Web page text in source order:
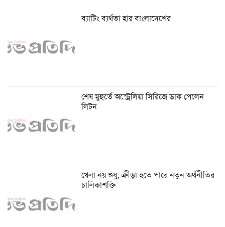
ব্যাটিং ব্যর্থতা হার বাংলাদেশের
শেষ মুহুর্তে অস্ট্রেলিয়া সিরিজে ডাক পেলেন
লিটন
খেলা নয় শুধু, ক্রীড়া হতে পারে নতুন অর্থনীতির
চালিকাশক্তি